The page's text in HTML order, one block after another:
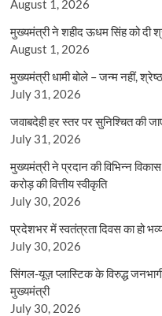
August 1, 2026
मुख्यमंत्री ने शहीद ऊधम सिंह को दी
August 1, 2026
मुख्यमंत्री धामी बोले – जन्म नहीं,
July 31, 2026
जवाबदेही हर स्तर पर सुनिश्चित की
July 31, 2026
मुख्यमंत्री ने प्रदान की विभिन्न
करोड़ की वित्तीय स्वीकृति
July 30, 2026
प्रदेशभर में स्वतंत्रता दिवस का हो
July 30, 2026
सिंगल-यूज़ प्लास्टिक के विरुद्ध
मुख्यमंत्री
July 30, 2026